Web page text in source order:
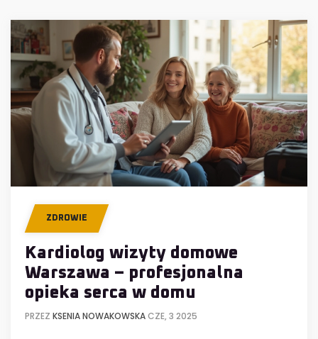
ZDROWIE
Kardiolog wizyty domowe
Warszawa – profesjonalna
opieka serca w domu
PRZEZ KSENIA NOWAKOWSKACZE, 3 2025